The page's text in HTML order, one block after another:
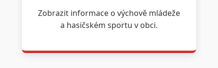
Zobrazit informace o výchově mládeže
a hasičském sportu v obci.